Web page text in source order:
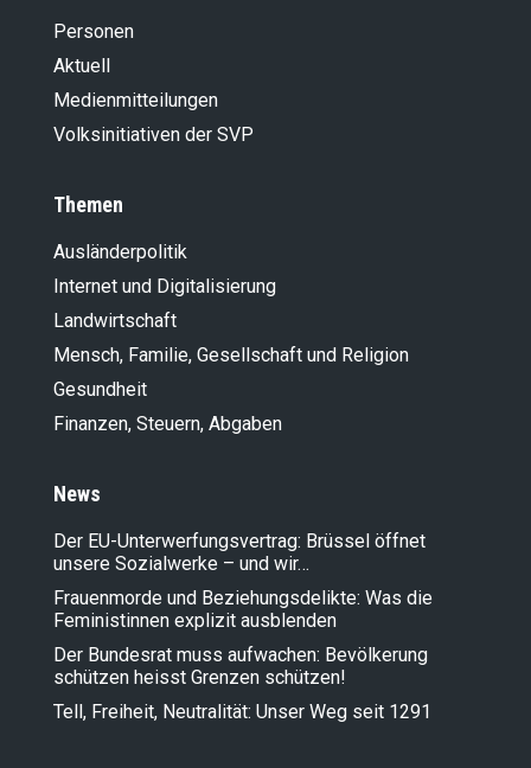
Personen
Aktuell
Medienmitteilungen
Volksinitiativen der SVP
Themen
Ausländer­politik
Internet und Digitalisierung
Landwirt­schaft
Mensch, Familie, Gesellschaft und Religion
Gesundheit
Finanzen, Steuern, Abgaben
News
Der EU-Unterwerfungsvertrag: Brüssel öffnet
unsere Sozialwerke – und wir…
Frauenmorde und Beziehungsdelikte: Was die
Feministinnen explizit ausblenden
Der Bundesrat muss aufwachen: Bevölkerung
schützen heisst Grenzen schützen!
Tell, Freiheit, Neutralität: Unser Weg seit 1291